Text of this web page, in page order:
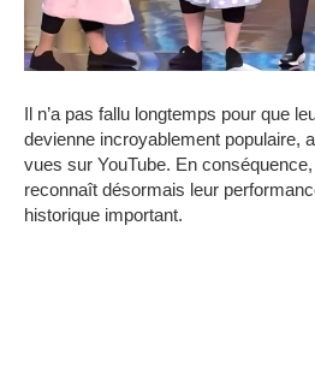
Il n’a pas fallu longtemps pour que
devienne incroyablement populaire,
vues sur YouTube. En
reconnaît désormais leur
historique important.